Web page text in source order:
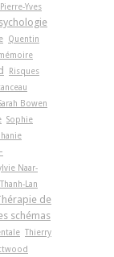
Pierre-Yves
Quentin
Risques
Bowen
Sophie
Naar-
Thanh-Lan
de
schémas
Thierry